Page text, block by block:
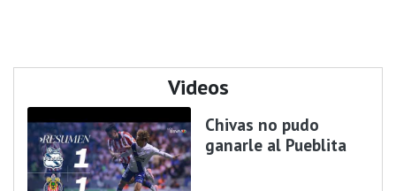
Videos
Chivas no pudo
ganarle al Pueblita